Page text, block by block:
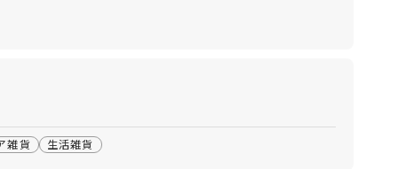
雑貨 生活雑貨